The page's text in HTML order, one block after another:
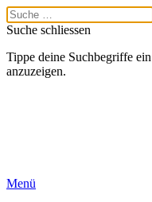
Suche schliessen
Tippe deine Suchbegriffe
anzuzeigen.
Menü